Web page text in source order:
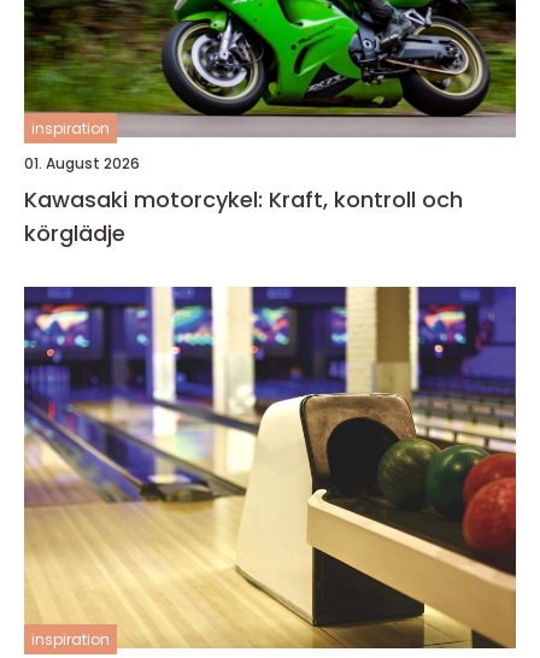
inspiration
01. August 2026
Kawasaki motorcykel: Kraft, kontroll och
körglädje
inspiration